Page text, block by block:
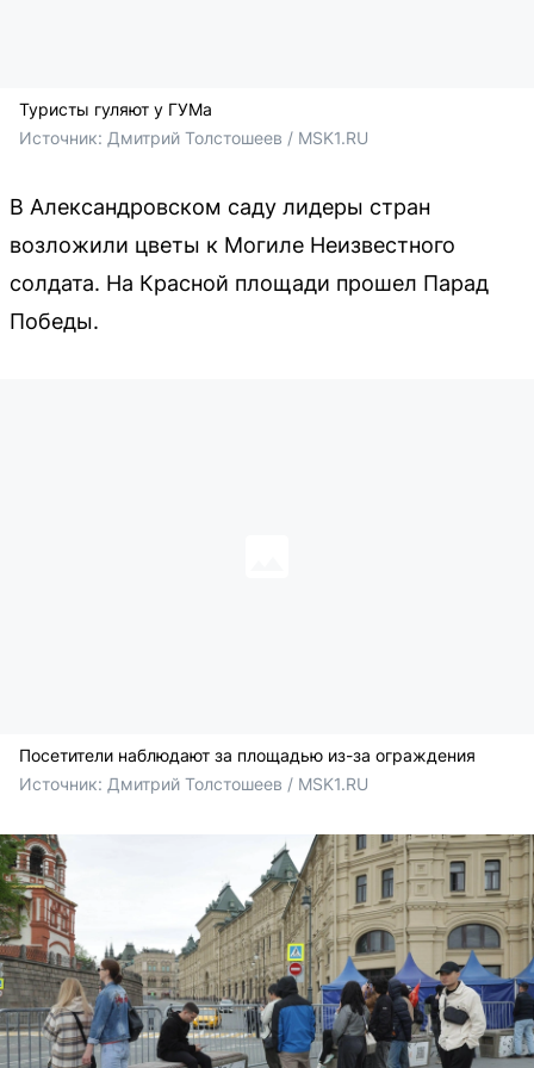
Туристы гуляют у ГУМа
Источник: Дмитрий Толстошеев / MSK1.RU
В Александровском саду лидеры стран
возложили цветы к Могиле Неизвестного
солдата. На Красной площади прошел Парад
Победы.
Посетители наблюдают за площадью из-за ограждения
Источник: Дмитрий Толстошеев / MSK1.RU